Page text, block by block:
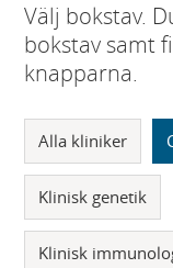
Välj bokstav.
bokstav samt
knapparna.
Alla kliniker
Klinisk genetik
Klinisk